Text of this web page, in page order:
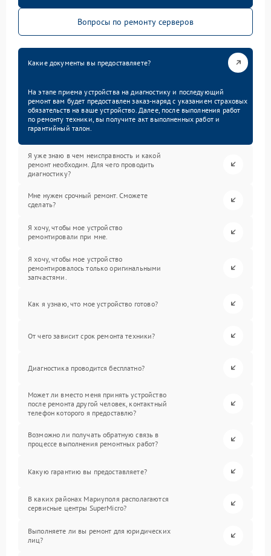
Вопросы по ремонту серверов
Какие документы вы предоставляете?
На этапе приема устройства на диагностику и последующий
ремонт вам будет предоставлен заказ-наряд с указанием страховых
обязательств на ваше устройство. Далее, после выполнения работ
по ремонту техники, вы получите акт выполненных работ и
гарантийный талон.
Я уже знаю в чем неисправность и какой
ремонт необходим. Для чего проводить
диагностику?
Мне нужен срочный ремонт. Сможете
сделать?
Я хочу, чтобы мое устройство
ремонтировали при мне.
Я хочу, чтобы мое устройство
ремонтировалось только оригинальными
запчастями.
Как я узнаю, что мое устройство готово?
От чего зависит срок ремонта техники?
Диагностика проводится бесплатно?
Может ли вместо меня принять устройство
после ремонта другой человек, контактный
телефон которого я предоставлю?
Возможно ли получать обратную связь в
процессе выполнения ремонтных работ?
Какую гарантию вы предоставляете?
В каких районах Мариуполя располагаются
сервисные центры SuperMicro?
Выполняете ли вы ремонт для юридических
лиц?